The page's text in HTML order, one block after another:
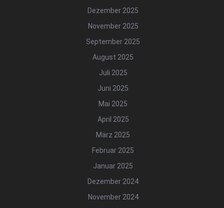
Dezember 2025
November 2025
September 2025
August 2025
Juli 2025
Juni 2025
Mai 2025
April 2025
März 2025
Februar 2025
Januar 2025
Dezember 2024
November 2024